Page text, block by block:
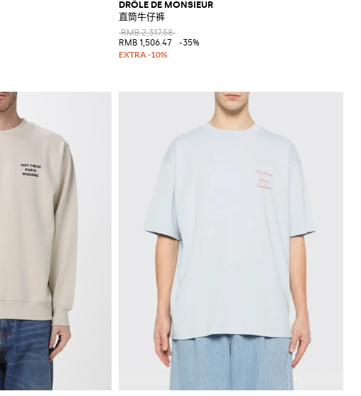
DRÔLE DE MONSIEUR
直筒牛仔裤
RMB 2,317.58
RMB 1,506.47
-35%